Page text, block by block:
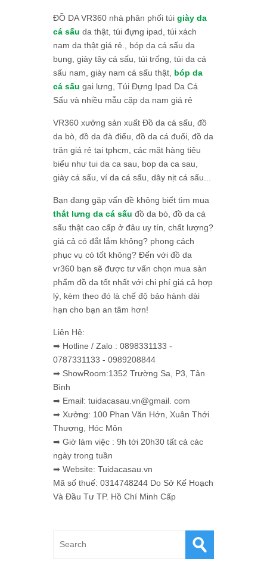
ĐỒ DA VR360 nhà phân phối túi giày da
cá sấu da thật, túi đựng ipad, túi xách
nam da thật giá rẻ., bóp da cá sấu da
bụng, giày tây cá sấu, túi trống, túi da cá
sấu nam, giày nam cá sấu thật, bóp da
cá sấu gai lưng, Túi Đựng Ipad Da Cá
Sấu và nhiều mẫu cặp da nam giá rẻ
VR360 xưởng sản xuất Đồ da cá sấu, đồ
da bò, đồ da đà điểu, đồ da cá đuối, đồ da
trăn giá rẻ tại tphcm, các mặt hàng tiêu
biểu như tui da ca sau, bop da ca sau,
giày cá sấu, ví da cá sấu, dây nịt cá sấu...
Bạn đang gặp vấn đề không biết tìm mua
thắt lưng da cá sấu đồ da bò, đồ da cá
sấu thật cao cấp ở đâu uy tín, chất lượng?
giá cả có đắt lắm không? phong cách
phục vụ có tốt không? Đến với đồ da
vr360 bạn sẽ được tư vấn chọn mua sản
phẩm đồ da tốt nhất với chi phí giá cả hợp
lý, kèm theo đó là chế độ bảo hành dài
hạn cho bạn an tâm hơn!
Liên Hệ:
➡ Hotline / Zalo : 0898331133 -
0787331133 - 0989208844
➡ ShowRoom:1352 Trường Sa, P3, Tân
Bình
➡ Email: tuidacasau.vn@gmail. com
➡ Xưởng: 100 Phan Văn Hớn, Xuân Thới
Thượng, Hóc Môn
➡ Giờ làm việc : 9h tới 20h30 tất cả các
ngày trong tuần
➡ Website: Tuidacasau.vn
Mã số thuế: 0314748244 Do Sở Kế Hoạch
Và Đầu Tư TP. Hồ Chí Minh Cấp